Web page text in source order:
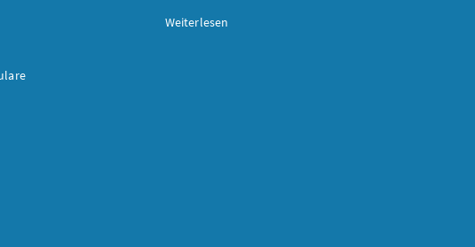
Weiterlesen